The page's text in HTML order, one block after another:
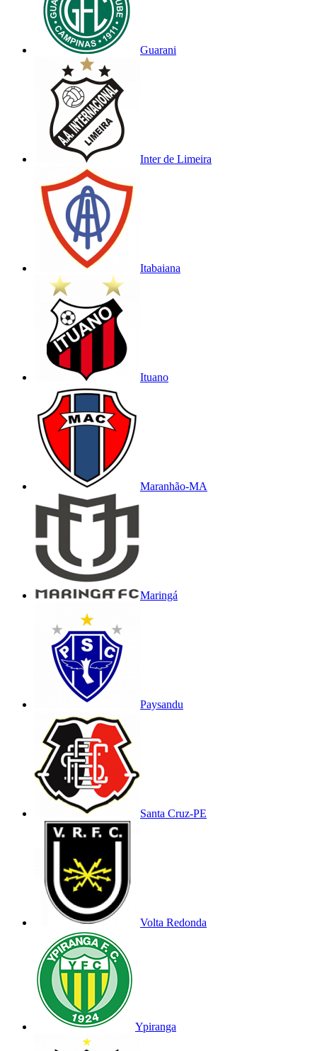
Guarani
Inter de Limeira
Itabaiana
Ituano
Maranhão-MA
Maringá
Paysandu
Santa Cruz-PE
Volta Redonda
Ypiranga